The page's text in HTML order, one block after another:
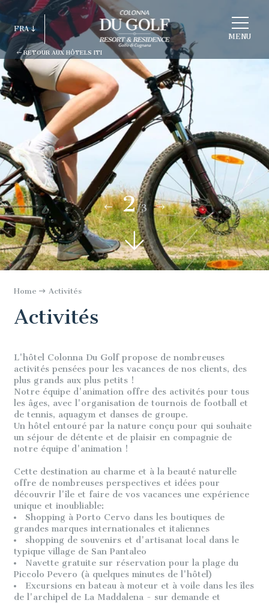
MENU
RETOUR AUX HÔTELS ITI
FRA
DEU
ESP
RUS
CHOISIR
HOTEL
2/3
Home Activités
Activités
L'hôtel Colonna Du Golf propose de nombreuses
activités pensées pour les vacances de nos clients, des
plus grands aux plus petits !
Notre équipe d'animation offre des activités pour tous
les âges, avec l'organisation de tournois de football et
de tennis, aquagym et danses de groupe.
Un hôtel entouré par la nature conçu pour qui souhaite
un séjour de détente et de plaisir en compagnie de
notre équipe d'animation !
Cette destination au charme et à la beauté naturelle
offre de nombreuses perspectives et idées pour
découvrir l'île et faire de vos vacances une expérience
unique et inoubliable:
Shopping à Porto Cervo dans les boutiques de
grandes marques internationales et italiennes
shopping de souvenirs et d'artisanat local dans le
typique village de San Pantaleo
Navette gratuite sur réservation pour la plage du
Piccolo Pevero (à quelques minutes de l'hôtel)
Excursions en bateau à moteur et à voile dans les îles
de l'archipel de La Maddalena - sur demande et